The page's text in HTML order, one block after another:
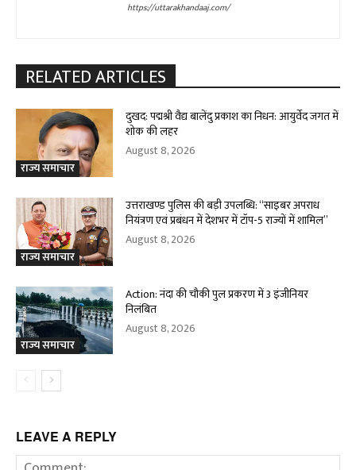
https://uttarakhandaaj.com/
RELATED ARTICLES
राज्य समाचार
दुखद: पद्मश्री वैद्य बालेंदु प्रकाश का निधन: आयुर्वेद जगत में
शोक की लहर
August 8, 2026
राज्य समाचार
उत्तराखण्ड पुलिस की बड़ी उपलब्धि: “साइबर अपराध
नियंत्रण एवं प्रबंधन में देशभर में टॉप-5 राज्यों में शामिल”
August 8, 2026
राज्य समाचार
Action: नंदा की चौकी पुल प्रकरण में 3 इंजीनियर
निलंबित
August 8, 2026
LEAVE A REPLY